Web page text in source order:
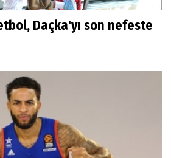
Daçka'yı son nefeste